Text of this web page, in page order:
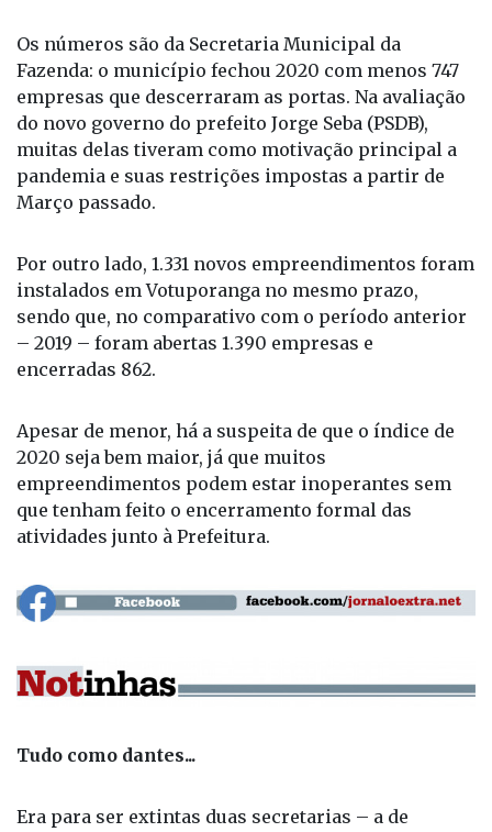
Os números são da Secretaria Municipal da
Fazenda: o município fechou 2020 com menos 747
empresas que descerraram as portas. Na avaliação
do novo governo do prefeito Jorge Seba (PSDB),
muitas delas tiveram como motivação principal a
pandemia e suas restrições impostas a partir de
Março passado.
Por outro lado, 1.331 novos empreendimentos foram
instalados em Votuporanga no mesmo prazo,
sendo que, no comparativo com o período anterior
– 2019 – foram abertas 1.390 empresas e
encerradas 862.
Apesar de menor, há a suspeita de que o índice de
2020 seja bem maior, já que muitos
empreendimentos podem estar inoperantes sem
que tenham feito o encerramento formal das
atividades junto à Prefeitura.
Tudo como dantes...
Era para ser extintas duas secretarias – a de